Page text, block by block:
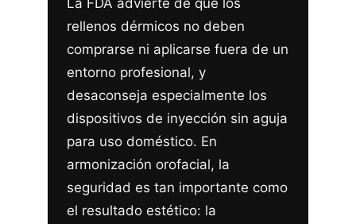
rellenos dérmicos no deben
comprarse ni aplicarse fuera de un
entorno profesional, y
desaconseja especialmente los
dispositivos de inyección sin aguja
para uso doméstico. En
armonización orofacial, la
seguridad es tan importante como
el resultado estético: la